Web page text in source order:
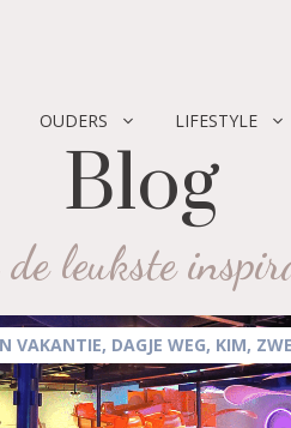
OUDERS LIFESTYLE
Blog
leukste
VAKANTIE, DAGJE WEG, KIM,